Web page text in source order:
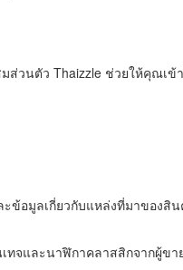
ส่วนตัว Thaizzle ช่วยให้คุณเข้
ข้อมูลเกี่ยวกับแหล่งที่มาของสิ
จและนาฬิกาคลาสสิกจากผู้ขา